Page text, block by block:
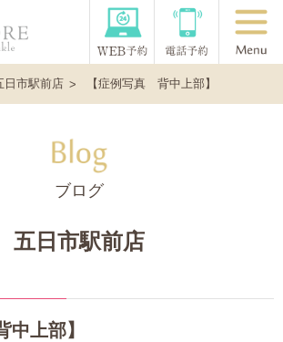
日市駅前店 【症例写真 背中上部】
ブログ
五日市駅前店
上部】